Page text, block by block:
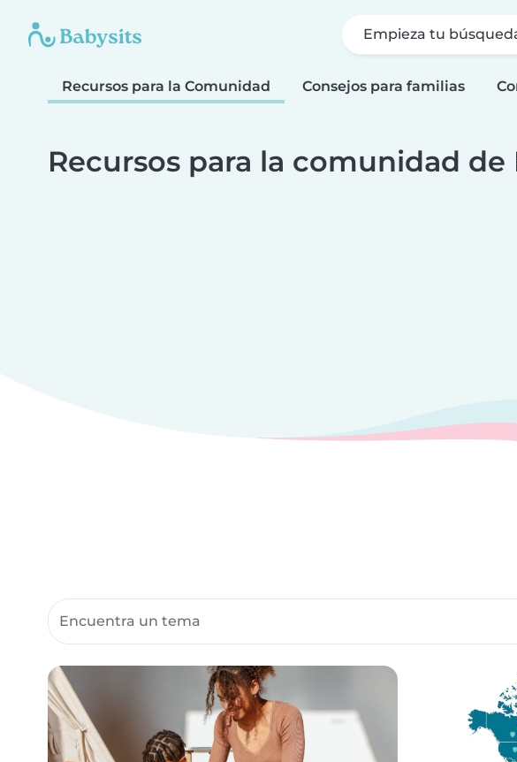
Empieza tu
Recursos para la Comunidad Consejos para familias
Recursos para la comunidad de
Buscar recursos para la comunidad